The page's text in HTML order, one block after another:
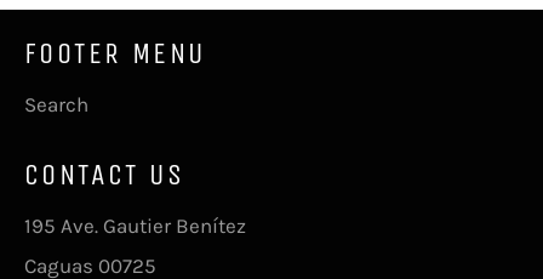
FOOTER MENU
Search
CONTACT US
195 Ave. Gautier Benítez
Caguas 00725